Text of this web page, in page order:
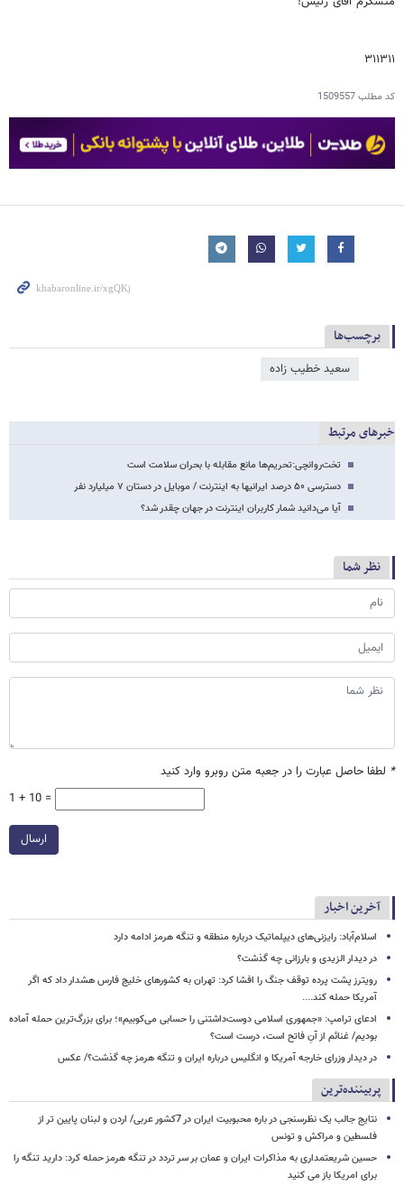
۳۱۱۳۱۱
کد مطلب1509557
برچسب‌ها
سعيد خطيب زاده
خبرهای مرتبط
تخت‌روانچی:تحریم‌ها مانع مقابله با بحران سلامت است
دسترسی ۵۰ درصد ایرانیها به اینترنت / موبایل در دستان ۷ میلیارد نفر
آیا می‌دانید شمار کاربران اینترنت در جهان چقدر شد؟
نظر شما
* لطفا حاصل عبارت را در جعبه متن روبرو وارد کنید
1 + 10 =
ارسال
آخرین اخبار
اسلام‌آباد: رایزنی‌های دیپلماتیک درباره منطقه و تنگه هرمز ادامه دارد
در دیدار الزیدی و بارزانی چه گذشت؟
رویترز پشت پرده توقف جنگ را افشا کرد: تهران به کشورهای خلیج فارس هشدار داد که اگر
آمریکا حمله کند....
ادعای ترامپ: «جمهوری اسلامی دوست‌داشتنی را حسابی می‌کوبیم»؛ برای بزرگ‌ترین حمله آماده
بودیم/ غنائم از آنِ فاتح است، درست است؟
در دیدار وزرای خارجه آمریکا و انگلیس درباره ایران و تنگه هرمز چه گذشت؟/ عکس
پربیننده‌ترین
نتایج جالب یک نظرسنجی در باره محبوبیت ایران در 7کشور عربی/ اردن و لبنان پایین تر از
فلسطین و مراکش و تونس
حسین شریعتمداری به مذاکرات ایران و عمان بر سر تردد در تنگه هرمز حمله کرد: دارید تنگه را
برای امریکا باز می کنید